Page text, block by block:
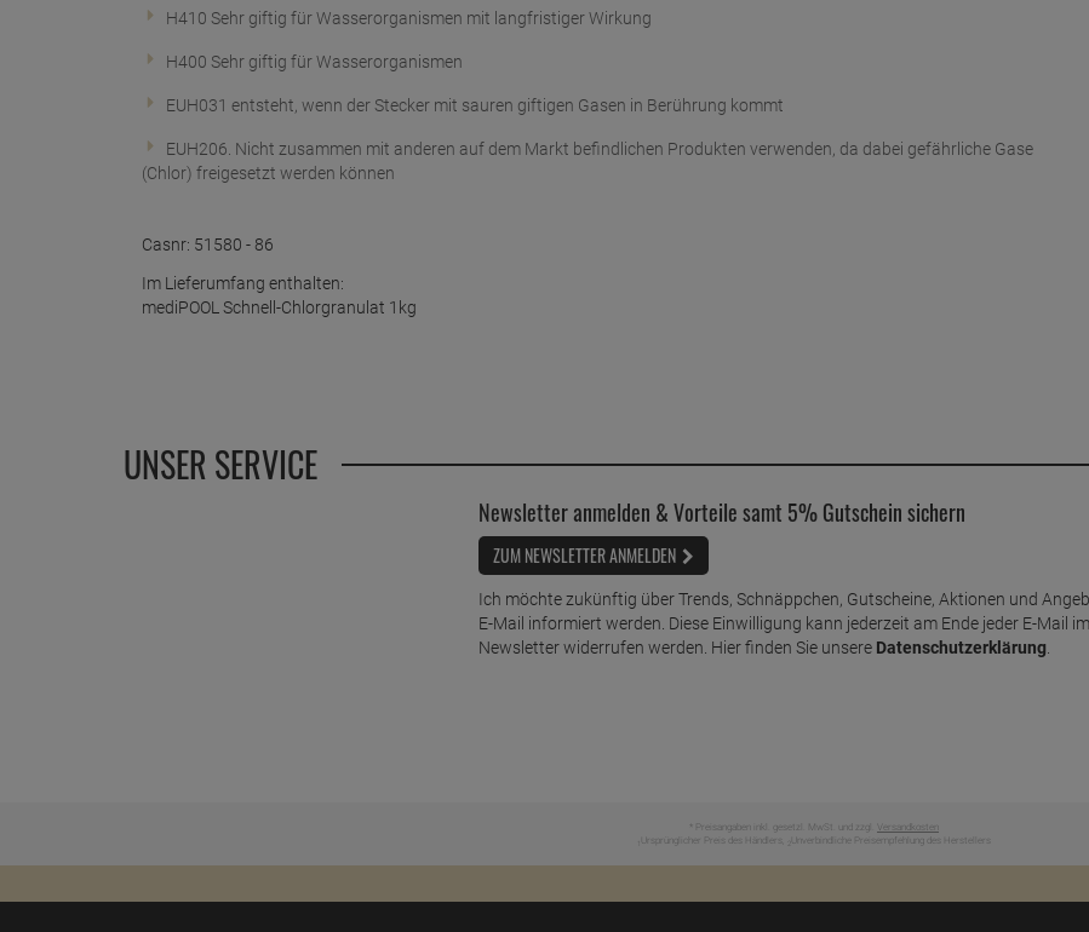
H410 Sehr giftig für Wasserorganismen mit langfristiger Wirkung
H400 Sehr giftig für Wasserorganismen
EUH031 entsteht, wenn der Stecker mit sauren giftigen Gasen in Berührung kommt
EUH206. Nicht zusammen mit anderen auf dem Markt befindlichen Produkten verwenden, da dabei gefährliche Gase
(Chlor) freigesetzt werden können
Casnr: 51580 - 86
Im Lieferumfang enthalten:
mediPOOL Schnell-Chlorgranulat 1kg
UNSER SERVICE
Newsletter anmelden & Vorteile samt 5% Gutschein sichern
ZUM NEWSLETTER ANMELDEN
Ich möchte zukünftig über Trends, Schnäppchen, Gutscheine, Aktionen und
E-Mail informiert werden. Diese Einwilligung kann jederzeit am Ende jeder E-Mail im
Newsletter widerrufen werden. Hier finden Sie unsere Datenschutzerklärung.
* Preisangaben inkl. gesetzl. MwSt. und zzgl. Versandkosten
Ursprünglicher Preis des Händlers, Unverbindliche Preisempfehlung des Herstellers